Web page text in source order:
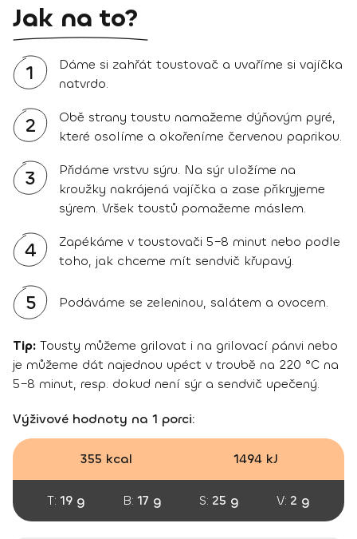
Jak na to?
1
Dáme si zahřát toustovač a uvaříme si vajíčka
natvrdo.
2
Obě strany toustu namažeme dýňovým pyré,
které osolíme a okořeníme červenou paprikou.
3
Přidáme vrstvu sýru. Na sýr uložíme na
kroužky nakrájená vajíčka a zase přikryjeme
sýrem. Vršek toustů pomažeme máslem.
4
Zapékáme v toustovači 5–8 minut nebo podle
toho, jak chceme mít sendvič křupavý.
5 Podáváme se zeleninou, salátem a ovocem.
Tip: Tousty můžeme grilovat i na grilovací pánvi nebo
je můžeme dát najednou upéct v troubě na 220 °C na
5–8 minut, resp. dokud není sýr a sendvič upečený.
Výživové hodnoty na 1 porci:
355 kcal 1494 kJ
T: 19 g B: 17 g S: 25 g V: 2 g